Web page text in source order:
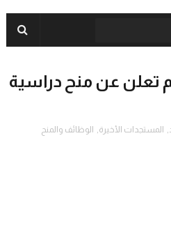
تعلن عن منح دراسية
, المستجدات الأخيرة, الوظائف والمنح